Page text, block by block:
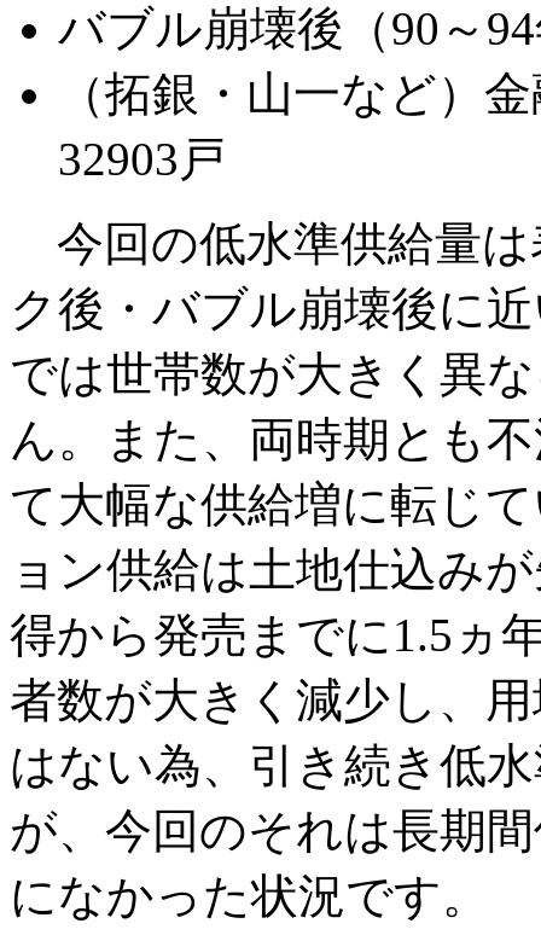
バブル崩壊後（90～
（拓銀・山一など
32903戸
今回の低水準供給量
ク後・バブル崩壊後に
では世帯数が大きく異
ん。また、両時期とも
て大幅な供給増に転じ
ョン供給は土地仕込み
得から発売までに1.5ヵ
者数が大きく減少し、
はない為、引き続き低
が、今回のそれは長期
になかった状況です。